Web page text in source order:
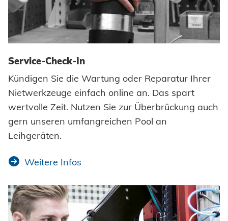
AGBs
Service-Check-In
Kündigen Sie die Wartung oder Reparatur Ihrer
Nietwerkzeuge einfach online an. Das spart
wertvolle Zeit. Nutzen Sie zur Überbrückung auch
gern unseren umfangreichen Pool an
Leihgeräten.
Weitere Infos